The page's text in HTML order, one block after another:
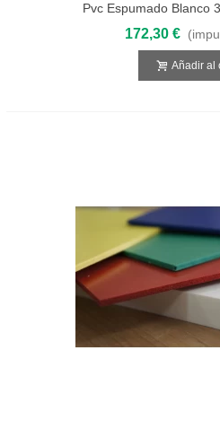
Pvc Espumado Blanco
172,30 €
Añadir al